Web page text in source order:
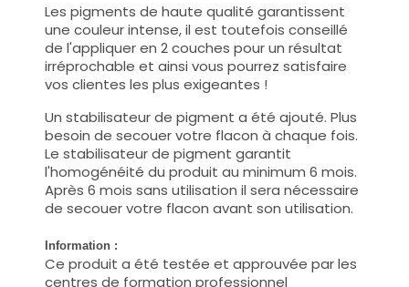
Les pigments de haute qualité garantissent
une couleur intense, il est toutefois conseillé
de l'appliquer en 2 couches pour un résultat
irréprochable et ainsi vous pourrez satisfaire
vos clientes les plus exigeantes !
Un stabilisateur de pigment a été ajouté. Plus
besoin de secouer votre flacon à chaque fois.
Le stabilisateur de pigment garantit
l'homogénéité du produit au minimum 6 mois.
Après 6 mois sans utilisation il sera nécessaire
de secouer votre flacon avant son utilisation.
Information :
Ce produit a été testée et approuvée par les
centres de formation professionnel